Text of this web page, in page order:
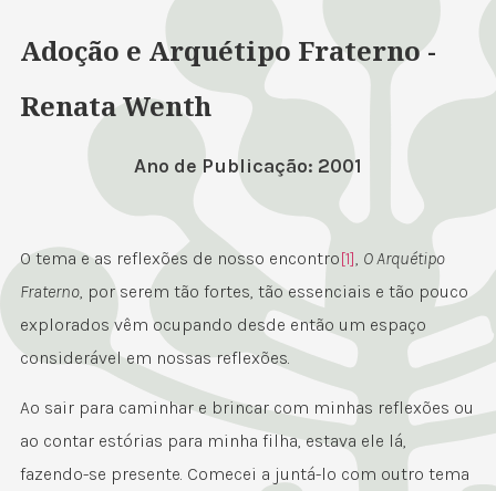
Adoção e Arquétipo Fraterno -
Renata Wenth
Ano de Publicação: 2001
O tema e as reflexões de nosso encontro[1], O Arquétipo
Fraterno, por serem tão fortes, tão essenciais e tão pouco
explorados vêm ocupando desde então um espaço
considerável em nossas reflexões.
Ao sair para caminhar e brincar com minhas reflexões ou
ao contar estórias para minha filha, estava ele lá,
fazendo-se presente. Comecei a juntá-lo com outro tema